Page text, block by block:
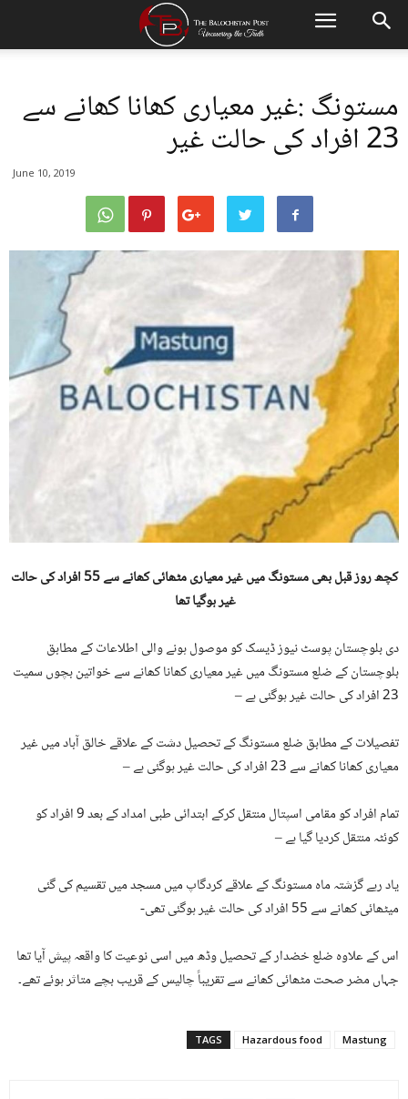
مستونگ :غیر معیاری کھانا کھانے سے
23 افراد کی حالت غیر
June 10, 2019
کچھ روز قبل بھی مستونگ میں غیر معیاری مٹھائی کھانے سے 55 افراد کی حالت
غیر ہوگیا تھا
دی بلوچستان پوسٹ نیوز ڈیسک کو موصول ہونے والی اطلاعات کے مطابق
بلوچستان کے ضلع مستونگ میں غیر معیاری کھانا کھانے سے خواتین بچوں سمیت
23 افراد کی حالت غیر ہوگئی ہے –
تفصیلات کے مطابق ضلع مستونگ کے تحصیل دشت کے علاقے خالق آباد میں غیر
معیاری کھانا کھانے سے 23 افراد کی حالت غیر ہوگئی ہے –
تمام افراد کو مقامی اسپتال منتقل کرکے ابتدائی طبی امداد کے بعد 9 افراد کو
کوئٹہ منتقل کردیا گیا ہے –
یاد رہے گزشتہ ماہ مستونگ کے علاقے کردگاپ میں مسجد میں تقسیم کی گئی
میٹھائی کھانے سے 55 افراد کی حالت غیر ہوگئی تھی-
اس کے علاوہ ضلع خضدار کے تحصیل وڈھ میں اسی نوعیت کا واقعہ پیش آیا تھا
جہاں مضر صحت مٹھائی کھانے سے تقریباً چالیس کے قریب بچے متاثر ہوئے تھے۔
TAGS Hazardous food Mastung